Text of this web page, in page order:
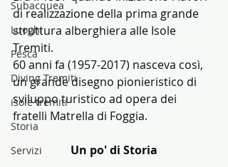
Subacquea
Luoghi
Pesca
Diving Tremiti
isole tremiti
Storia
Servizi
di realizzazione della prima grande
struttura alberghiera alle Isole
Tremiti.
60 anni fa (1957-2017) nasceva così,
un grande disegno pionieristico di
sviluppo turistico ad opera dei
fratelli Matrella di Foggia.
Un po' di Storia